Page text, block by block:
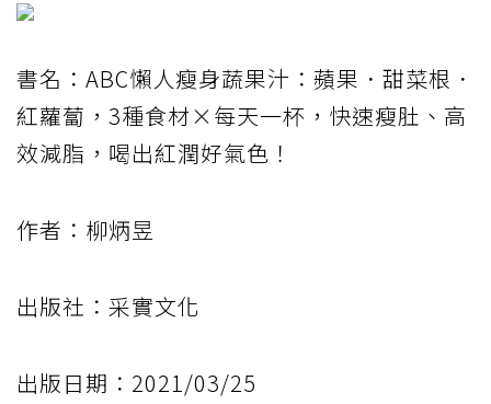
書名：ABC懶人瘦身蔬果汁：蘋果．甜菜根．
紅蘿蔔，3種食材×每天一杯，快速瘦肚、高
效減脂，喝出紅潤好氣色！
作者：柳炳昱
出版社：采實文化
出版日期：2021/03/25